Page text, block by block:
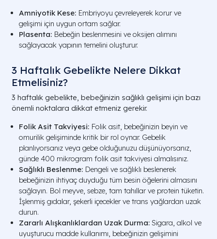
Amniyotik Kese: Embriyoyu çevreleyerek korur ve
gelişimi için uygun ortam sağlar.
Plasenta: Bebeğin beslenmesini ve oksijen alımını
sağlayacak yapının temelini oluşturur.
3 Haftalık Gebelikte Nelere Dikkat
Etmelisiniz?
3 haftalık gebelikte, bebeğinizin sağlıklı gelişimi için bazı
önemli noktalara dikkat etmeniz gerekir.
Folik Asit Takviyesi: Folik asit, bebeğinizin beyin ve
omurilik gelişiminde kritik bir rol oynar. Gebelik
planlıyorsanız veya gebe olduğunuzu düşünüyorsanız,
günde 400 mikrogram folik asit takviyesi almalısınız.
Sağlıklı Beslenme: Dengeli ve sağlıklı beslenerek
bebeğinizin ihtiyaç duyduğu tüm besin öğelerini almasını
sağlayın. Bol meyve, sebze, tam tahıllar ve protein tüketin.
İşlenmiş gıdalar, şekerli içecekler ve trans yağlardan uzak
durun.
Zararlı Alışkanlıklardan Uzak Durma: Sigara, alkol ve
uyuşturucu madde kullanımı, bebeğinizin gelişimini